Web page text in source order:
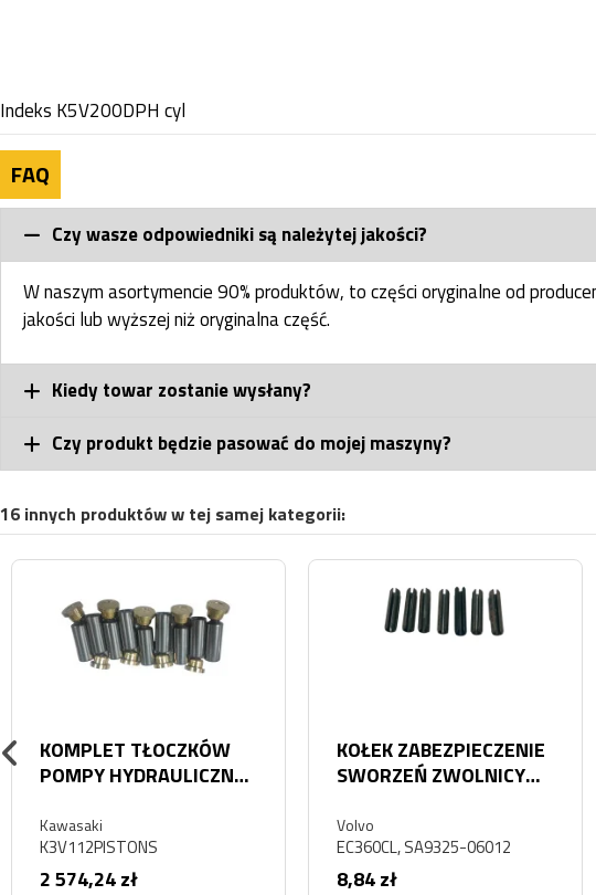
Indeks K5V200DPH cyl
FAQ
Czy wasze odpowiedniki są należytej jakości?
W naszym asortymencie 90% produktów, to części oryginalne od
jakości lub wyższej niż oryginalna część.
Kiedy towar zostanie wysłany?
Czy produkt będzie pasować do mojej maszyny?
16 innych produktów w tej samej kategorii:
KOMPLET TŁOCZKÓW
POMPY HYDRAULICZNEJ
Kawasaki
K3V112PISTONS
2 574,24 zł
KOŁEK ZABEZPIECZENIE
SWORZEŃ ZWOLNICY
Volvo
EC360CL, SA9325-06012
8,84 zł